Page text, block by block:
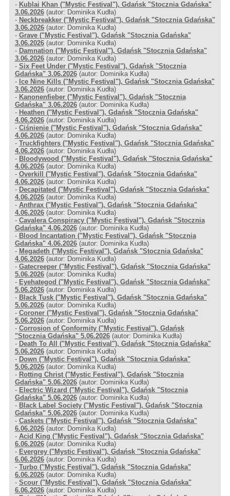
- Kublai Khan ("Mystic Festival"), Gdańsk "Stocznia Gdańska"
3.06.2026(autor: Dominika Kudła)
- Neckbreakker ("Mystic Festival"), Gdańsk "Stocznia Gdańska"
3.06.2026(autor: Dominika Kudła)
- Grave ("Mystic Festival"), Gdańsk "Stocznia Gdańska"
3.06.2026(autor: Dominika Kudła)
- Damnation ("Mystic Festival"), Gdańsk "Stocznia Gdańska"
3.06.2026(autor: Dominika Kudła)
- Six Feet Under ("Mystic Festival"), Gdańsk "Stocznia
Gdańska" 3.06.2026(autor: Dominika Kudła)
- Ice Nine Kills ("Mystic Festival"), Gdańsk "Stocznia Gdańska"
3.06.2026(autor: Dominika Kudła)
- Kanonenfieber ("Mystic Festival"), Gdańsk "Stocznia
Gdańska" 3.06.2026(autor: Dominika Kudła)
- Heathen ("Mystic Festival"), Gdańsk "Stocznia Gdańska"
4.06.2026(autor: Dominika Kudła)
- Ciśnienie ("Mystic Festival"), Gdańsk "Stocznia Gdańska"
4.06.2026(autor: Dominika Kudła)
- Truckfighters ("Mystic Festival"), Gdańsk "Stocznia Gdańska"
4.06.2026(autor: Dominika Kudła)
- Bloodywood ("Mystic Festival"), Gdańsk "Stocznia Gdańska"
4.06.2026(autor: Dominika Kudła)
- Overkill ("Mystic Festival"), Gdańsk "Stocznia Gdańska"
4.06.2026(autor: Dominika Kudła)
- Decapitated ("Mystic Festival"), Gdańsk "Stocznia Gdańska"
4.06.2026(autor: Dominika Kudła)
- Anthrax ("Mystic Festival"), Gdańsk "Stocznia Gdańska"
4.06.2026(autor: Dominika Kudła)
- Cavalera Conspiracy ("Mystic Festival"), Gdańsk "Stocznia
Gdańska" 4.06.2026(autor: Dominika Kudła)
- Blood Incantation ("Mystic Festival"), Gdańsk "Stocznia
Gdańska" 4.06.2026(autor: Dominika Kudła)
- Megadeth ("Mystic Festival"), Gdańsk "Stocznia Gdańska"
4.06.2026(autor: Dominika Kudła)
- Gatecreeper ("Mystic Festival"), Gdańsk "Stocznia Gdańska"
5.06.2026(autor: Dominika Kudła)
- Eyehategod ("Mystic Festival"), Gdańsk "Stocznia Gdańska"
5.06.2026(autor: Dominika Kudła)
- Black Tusk ("Mystic Festival"), Gdańsk "Stocznia Gdańska"
5.06.2026(autor: Dominika Kudła)
- Coroner ("Mystic Festival"), Gdańsk "Stocznia Gdańska"
5.06.2026(autor: Dominika Kudła)
- Corrosion of Conformity ("Mystic Festival"), Gdańsk
"Stocznia Gdańska" 5.06.2026(autor: Dominika Kudła)
- Death To All ("Mystic Festival"), Gdańsk "Stocznia Gdańska"
5.06.2026(autor: Dominika Kudła)
- Down ("Mystic Festival"), Gdańsk "Stocznia Gdańska"
5.06.2026(autor: Dominika Kudła)
- Rotting Christ ("Mystic Festival"), Gdańsk "Stocznia
Gdańska" 5.06.2026(autor: Dominika Kudła)
- Electric Wizard ("Mystic Festival"), Gdańsk "Stocznia
Gdańska" 5.06.2026(autor: Dominika Kudła)
- Black Label Society ("Mystic Festival"), Gdańsk "Stocznia
Gdańska" 5.06.2026(autor: Dominika Kudła)
- Caskets ("Mystic Festival"), Gdańsk "Stocznia Gdańska"
6.06.2026(autor: Dominika Kudła)
- Acid King ("Mystic Festival"), Gdańsk "Stocznia Gdańska"
6.06.2026(autor: Dominika Kudła)
- Evergrey ("Mystic Festival"), Gdańsk "Stocznia Gdańska"
6.06.2026(autor: Dominika Kudła)
- Turbo ("Mystic Festival"), Gdańsk "Stocznia Gdańska"
6.06.2026(autor: Dominika Kudła)
- Scour ("Mystic Festival"), Gdańsk "Stocznia Gdańska"
6.06.2026(autor: Dominika Kudła)